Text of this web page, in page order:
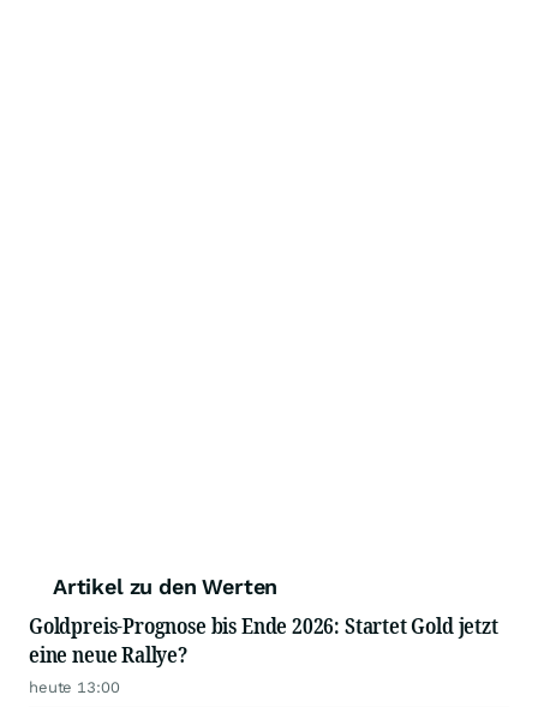
Artikel zu den Werten
Goldpreis-Prognose bis Ende 2026: Startet Gold jetzt
eine neue Rallye?
heute 13:00